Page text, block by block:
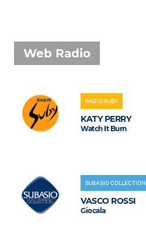
Web Radio
RADIO SUBY
KATY PERRY
Watch It Burn
SUBASIO COLLECTION
VASCO ROSSI
Giocala